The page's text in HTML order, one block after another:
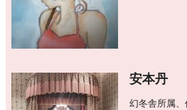
安本丹
幻冬舎所属